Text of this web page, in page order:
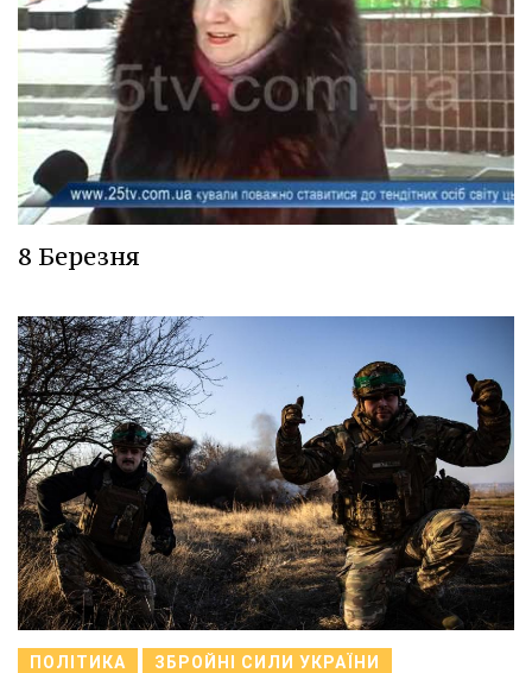
8 Березня
ПОЛІТИКА ЗБРОЙНІ СИЛИ УКРАЇНИ